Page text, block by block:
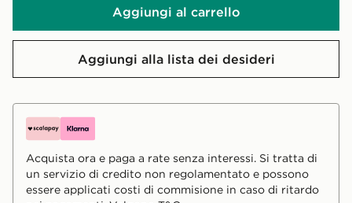
Aggiungi al carrello
Aggiungi alla lista dei desideri
Acquista ora e paga a rate senza interessi. Si tratta di
un servizio di credito non regolamentato e possono
essere applicati costi di commisione in caso di ritardo